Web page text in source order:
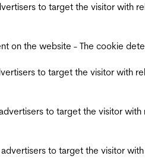
to target the visitor with
on the website - The cookie
to target the visitor with
to target the visitor
to target the visitor